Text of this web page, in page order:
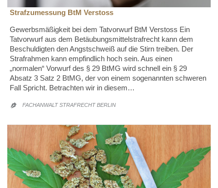
Strafzumessung BtM Verstoss
Gewerbsmäßigkeit bei dem Tatvorwurf BtM Verstoss Ein
Tatvorwurf aus dem Betäubungsmittelstrafrecht kann dem
Beschuldigten den Angstschweiß auf die Stirn treiben. Der
Strafrahmen kann empfindlich hoch sein. Aus einen
„normalen“ Vorwurf des § 29 BtMG wird schnell ein § 29
Absatz 3 Satz 2 BtMG, der von einem sogenannten schweren
Fall Spricht. Betrachten wir in diesem…
 FACHANWALT STRAFRECHT BERLIN